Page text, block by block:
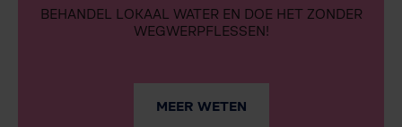
BEHANDEL LOKAAL WATER EN DOE HET ZONDER
WEGWERPFLESSEN!
MEER WETEN